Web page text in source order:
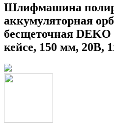
Шлифмашина
аккумуляторная
бесщеточная
кейсе, 150 мм, 20В,